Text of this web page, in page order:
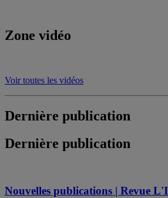
Zone vidéo
Voir toutes les vidéos
Dernière publication
Dernière publication
Nouvelles publications | Revue